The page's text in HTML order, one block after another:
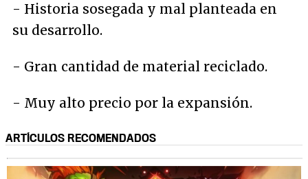
- Historia sosegada y mal planteada en
su desarrollo.
- Gran cantidad de material reciclado.
- Muy alto precio por la expansión.
ARTÍCULOS RECOMENDADOS